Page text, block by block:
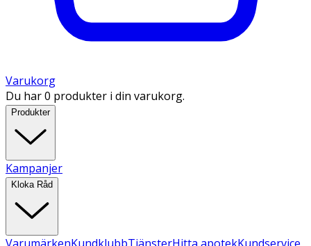
Varukorg
Du har 0 produkter i din varukorg.
Produkter
Kampanjer
Kloka Råd